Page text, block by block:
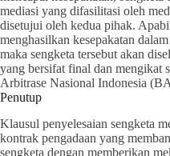
mediasi yang difasilitasi oleh
disetujui oleh kedua pihak.
menghasilkan kesepakatan
maka sengketa tersebut akan
yang bersifat final dan mengikat
Arbitrase Nasional Indonesia
Penutup
Klausul penyelesaian sengketa
kontrak pengadaan yang
sengketa dengan memberikan